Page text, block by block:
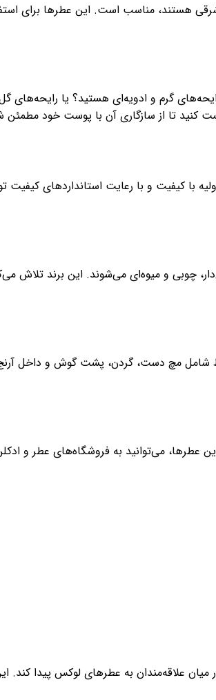
هستند، مناسب است. این عطرها برای
گرم و ادویه‌ای هستید؟ یا رایحه‌های
تا از سازگاری آن با پوست خود مطمئن
با کیفیت و با رعایت استانداردهای کیفیت
و میوه‌ای می‌شوند. این برند تلاش
شامل مچ دست، گردن، پشت گوش و داخل
می‌توانید به فروشگاه‌های عطر و ادکلن
علاقه‌مندان به عطرهای لوکس پیدا کند.